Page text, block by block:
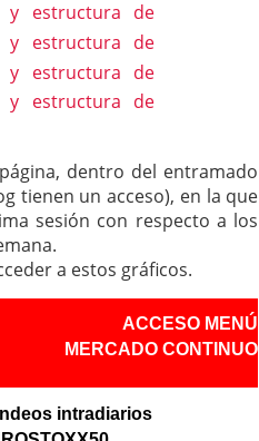
dentro del entramado
tienen un acceso), en la que
sesión con respecto a los
a estos gráficos.
ACCESO MENÚ
MERCADO CONTINUO
intradiarios